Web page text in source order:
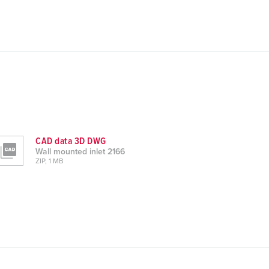
CAD data 3D DWG
Wall mounted inlet 2166
ZIP, 1 MB